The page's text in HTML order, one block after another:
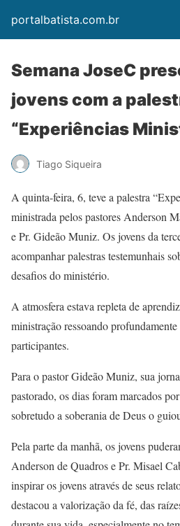
portalbatista.com.br
Semana JoseC
jovens com a
“Experiências
Tiago Siqueira
A quinta-feira, 6, teve a palestra
ministrada pelos pastores Anderson
e Pr. Gideão Muniz. Os jovens da
acompanhar palestras testemunhais
desafios do ministério.
A atmosfera estava repleta de
ministração ressoando
participantes.
Para o pastor Gideão Muniz, sua
pastorado, os dias foram marcados
sobretudo a soberania de Deus o
Pela parte da manhã, os jovens
Anderson de Quadros e Pr. Misael
inspirar os jovens através de seus
destacou a valorização da fé, das